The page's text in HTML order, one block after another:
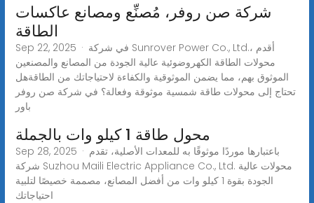
شركة صن روفر، مُصنِّع ومصانع عاكسات
الطاقة
Sep 22, 2025 · في شركة Sunrover Power Co., Ltd.، أقدم
محولات الطاقة الكهروضوئية عالية الجودة من المصانع والمصنعين
الموثوق بهم، مما يضمن الموثوقية والكفاءة لاحتياجاتك من الطاقةهل
تحتاج إلى محولات طاقة شمسية موثوقة وفعالة؟ في شركة صن روفر
باور
محول طاقة 1 كيلو وات بالجملة
Sep 28, 2025 · باعتبارها موردًا موثوقًا به للمعدات الأصلية، تقدم
شركة Suzhou Maili Electric Appliance Co., Ltd. محولات عالية
الجودة بقوة 1 كيلو وات من أفضل المصانع، مصممة خصيصًا لتلبية
احتياجاتك